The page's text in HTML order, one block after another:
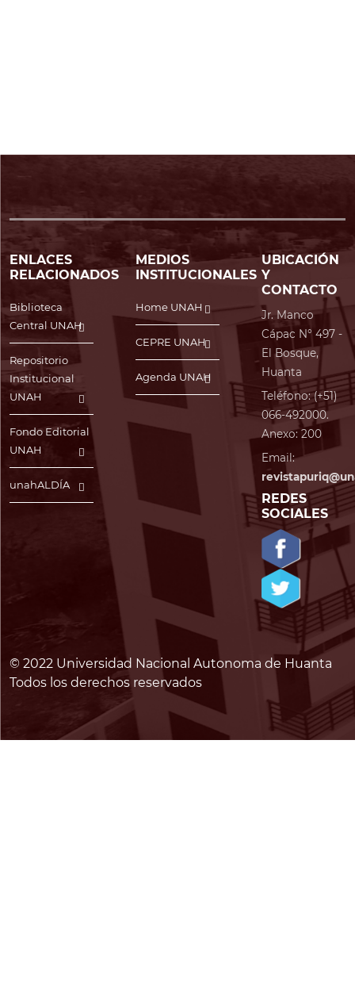
ENLACES
RELACIONADOS
Biblioteca
Central UNAH
Repositorio
Institucional
UNAH
Fondo Editorial
UNAH
unahALDÍA
MEDIOS
INSTITUCIONALES
Home UNAH
CEPRE UNAH
Agenda UNAH
UBICACIÓN
Y
CONTACTO
Jr. Manco
Cápac N° 497 -
El Bosque,
Huanta
Teléfono: (+51)
066-492000.
Anexo: 200
Email:
REDES
SOCIALES
© 2022 Universidad Nacional Autonoma de Huanta
Todos los derechos reservados